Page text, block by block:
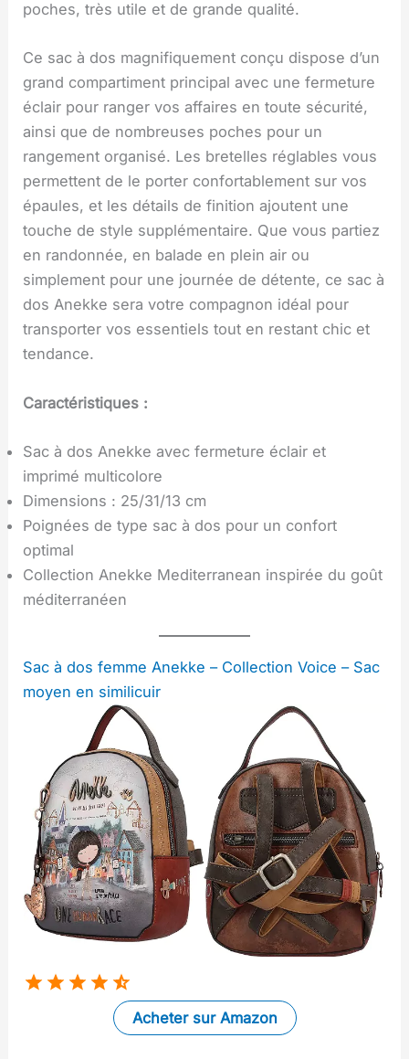
poches, très utile et de grande qualité.
Ce sac à dos magnifiquement conçu dispose d’un
grand compartiment principal avec une fermeture
éclair pour ranger vos affaires en toute sécurité,
ainsi que de nombreuses poches pour un
rangement organisé. Les bretelles réglables vous
permettent de le porter confortablement sur vos
épaules, et les détails de finition ajoutent une
touche de style supplémentaire. Que vous partiez
en randonnée, en balade en plein air ou
simplement pour une journée de détente, ce sac à
dos Anekke sera votre compagnon idéal pour
transporter vos essentiels tout en restant chic et
tendance.
Caractéristiques :
Sac à dos Anekke avec fermeture éclair et
imprimé multicolore
Dimensions : 25/31/13 cm
Poignées de type sac à dos pour un confort
optimal
Collection Anekke Mediterranean inspirée du goût
méditerranéen
Sac à dos femme Anekke – Collection Voice – Sac
moyen en similicuir
Acheter sur Amazon